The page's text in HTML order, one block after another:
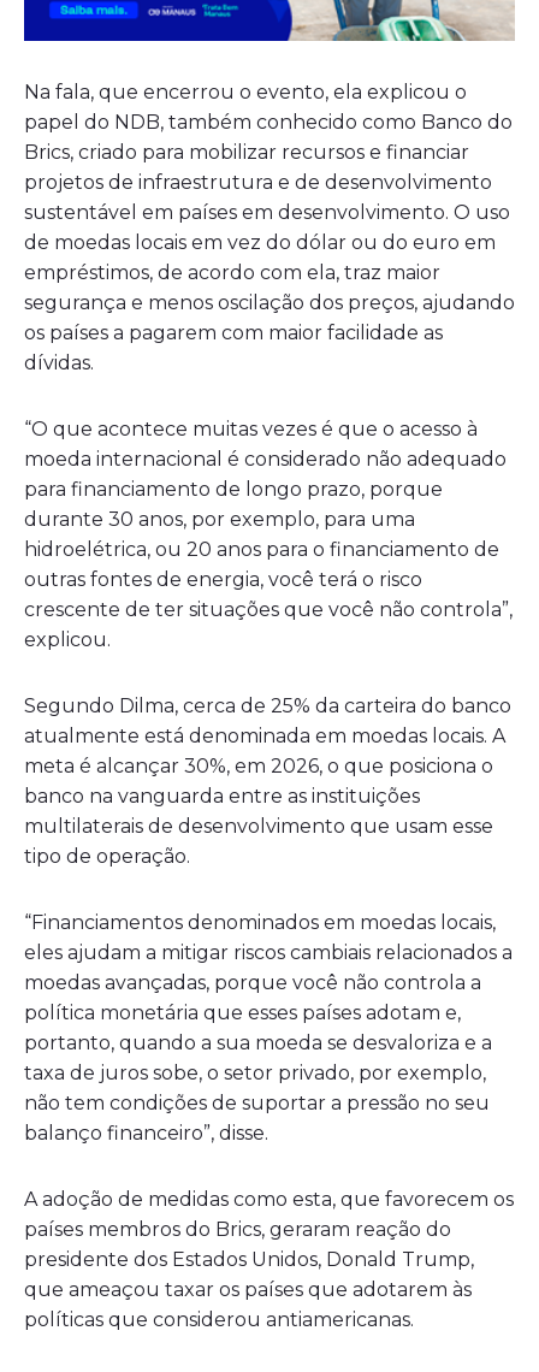
Na fala, que encerrou o evento, ela explicou o
papel do NDB, também conhecido como Banco do
Brics, criado para mobilizar recursos e financiar
projetos de infraestrutura e de desenvolvimento
sustentável em países em desenvolvimento. O uso
de moedas locais em vez do dólar ou do euro em
empréstimos, de acordo com ela, traz maior
segurança e menos oscilação dos preços, ajudando
os países a pagarem com maior facilidade as
dívidas.
“O que acontece muitas vezes é que o acesso à
moeda internacional é considerado não adequado
para financiamento de longo prazo, porque
durante 30 anos, por exemplo, para uma
hidroelétrica, ou 20 anos para o financiamento de
outras fontes de energia, você terá o risco
crescente de ter situações que você não controla”,
explicou.
Segundo Dilma, cerca de 25% da carteira do banco
atualmente está denominada em moedas locais. A
meta é alcançar 30%, em 2026, o que posiciona o
banco na vanguarda entre as instituições
multilaterais de desenvolvimento que usam esse
tipo de operação.
“Financiamentos denominados em moedas locais,
eles ajudam a mitigar riscos cambiais relacionados a
moedas avançadas, porque você não controla a
política monetária que esses países adotam e,
portanto, quando a sua moeda se desvaloriza e a
taxa de juros sobe, o setor privado, por exemplo,
não tem condições de suportar a pressão no seu
balanço financeiro”, disse.
A adoção de medidas como esta, que favorecem os
países membros do Brics, geraram reação do
presidente dos Estados Unidos, Donald Trump,
que ameaçou taxar os países que adotarem às
políticas que considerou antiamericanas.